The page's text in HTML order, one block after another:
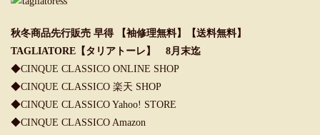
秋冬商品先行販売 早得 【袖修理無料】【送料無料】
TAGLIATORE【タリアトーレ】 8月末迄
◆CINQUE CLASSICO ONLINE SHOP
◆CINQUE CLASSICO 楽天 SHOP
◆CINQUE CLASSICO Yahoo! STORE
◆CINQUE CLASSICO Amazon